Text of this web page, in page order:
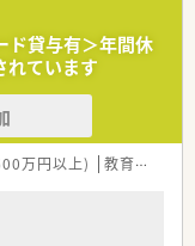
ド貸与有＞年間休
ています
万円以上) 教育制度あり